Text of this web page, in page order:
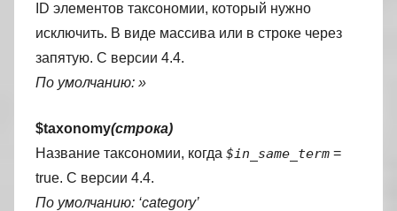
ID элементов таксономии, который нужно
исключить. В виде массива или в строке через
запятую. C версии 4.4.
По умолчанию: »
$taxonomy(строка)
Название таксономии, когда $in_same_term =
true. C версии 4.4.
По умолчанию: ‘category’